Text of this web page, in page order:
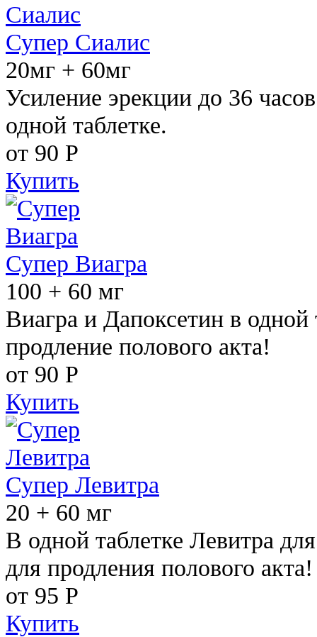
Супер Сиалис
20мг + 60мг
Усиление эрекции до 36
одной таблетке.
от 90 Р
Купить
Супер Виагра
100 + 60 мг
Виагра и Дапоксетин в одной
продление полового акта!
от 90 Р
Купить
Супер Левитра
20 + 60 мг
В одной таблетке Левитра
для продления полового акта!
от 95 Р
Купить